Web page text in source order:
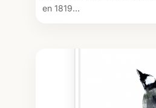
en 1819...